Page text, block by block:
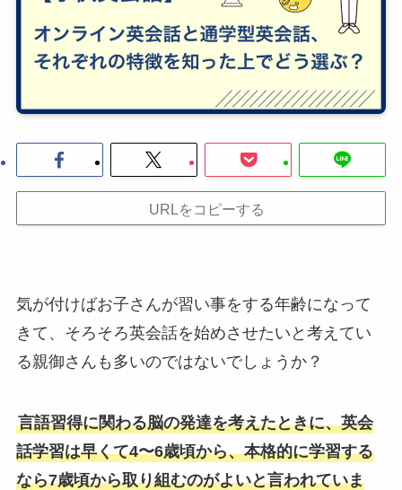
URLをコピーする
気が付けばお子さんが習い事をする年齢になって
きて、そろそろ英会話を始めさせたいと考えてい
る親御さんも多いのではないでしょうか？
言語習得に関わる脳の発達を考えたときに、英会
話学習は早くて4〜6歳頃から、本格的に学習する
なら7歳頃から取り組むのがよいと言われていま